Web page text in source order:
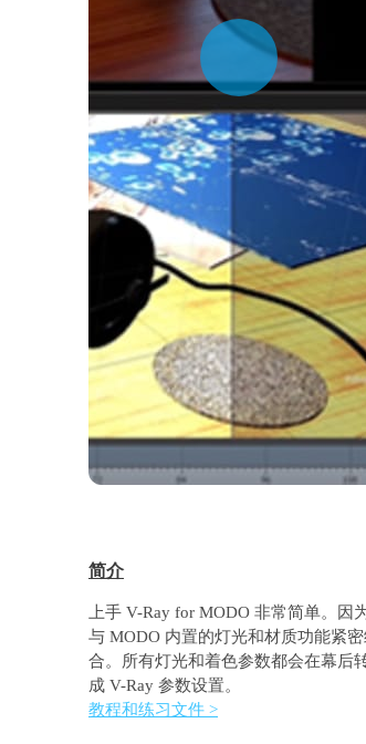
简介
上手 V-Ray for MODO 非常简单。因
与 MODO 内置的灯光和材质功能紧
合。所有灯光和着色参数都会在幕后
成 V-Ray 参数设置。
教程和练习文件 >